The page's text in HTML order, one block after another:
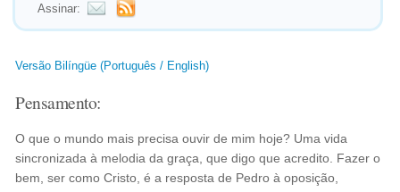
Assinar:
Versão Bilíngüe (Português / English)
Pensamento:
O que o mundo mais precisa ouvir de mim hoje? Uma vida
sincronizada à melodia da graça, que digo que acredito. Fazer o
bem, ser como Cristo, é a resposta de Pedro à oposição,